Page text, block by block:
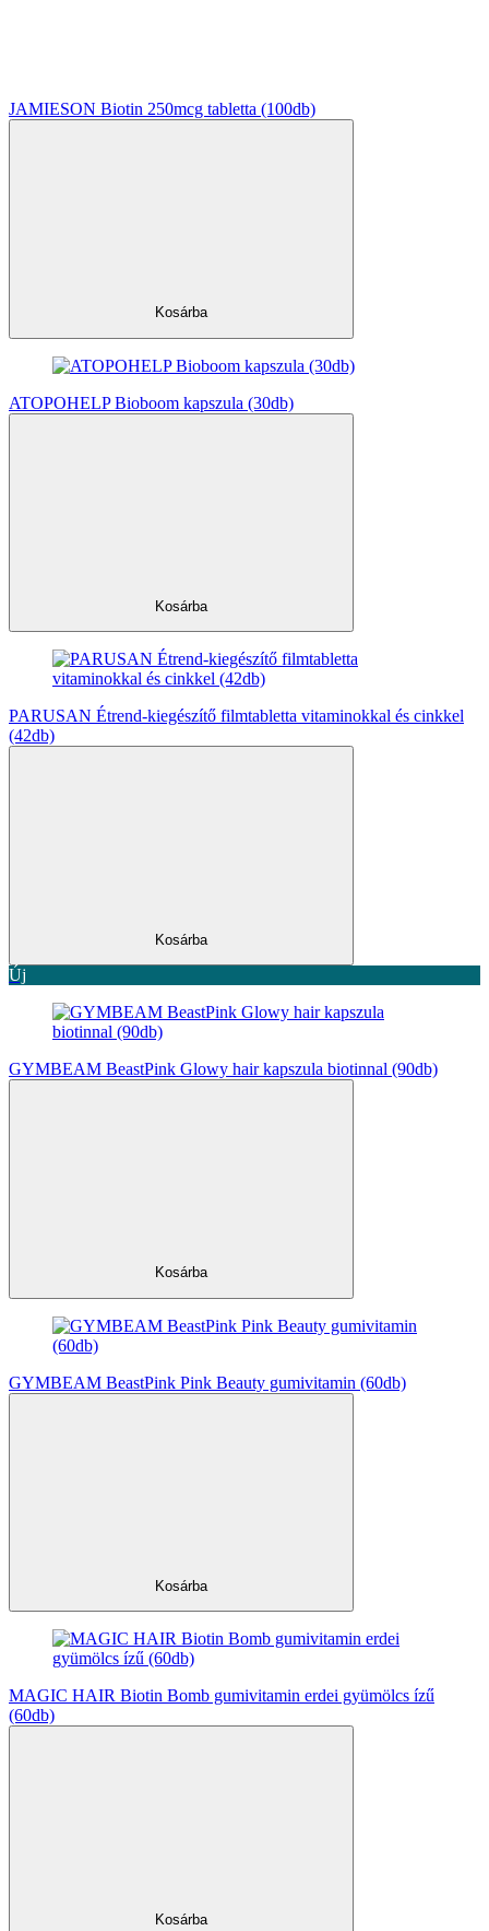
JAMIESON Biotin 250mcg tabletta (100db)
Kosárba
ATOPOHELP Bioboom kapszula (30db)
Kosárba
PARUSAN Étrend-kiegészítő filmtabletta vitaminokkal és cinkkel
(42db)
Kosárba
Új
GYMBEAM BeastPink Glowy hair kapszula biotinnal (90db)
Kosárba
GYMBEAM BeastPink Pink Beauty gumivitamin (60db)
Kosárba
MAGIC HAIR Biotin Bomb gumivitamin erdei gyümölcs ízű
(60db)
Kosárba